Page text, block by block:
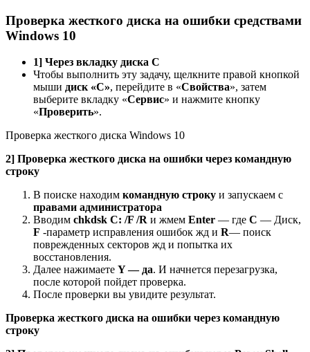
Проверка жесткого диска на ошибки средствами
Windows 10
1] Через вкладку диска С
Чтобы выполнить эту задачу, щелкните правой кнопкой
мыши диск «C», перейдите в «Свойства», затем
выберите вкладку «Сервис» и нажмите кнопку
«Проверить».
Проверка жесткого диска Windows 10
2] Проверка жесткого диска на ошибки через командную
строку
В поиске находим командную строку и запускаем с
правами администратора
Вводим chkdsk C: /F /R и жмем Enter — где С — Диск,
F -параметр исправления ошибок жд и R— поиск
поврежденных секторов жд и попытка их
восстановления.
Далее нажимаете Y — да. И начнется перезагрузка,
после которой пойдет проверка.
После проверки вы увидите результат.
Проверка жесткого диска на ошибки через командную
строку